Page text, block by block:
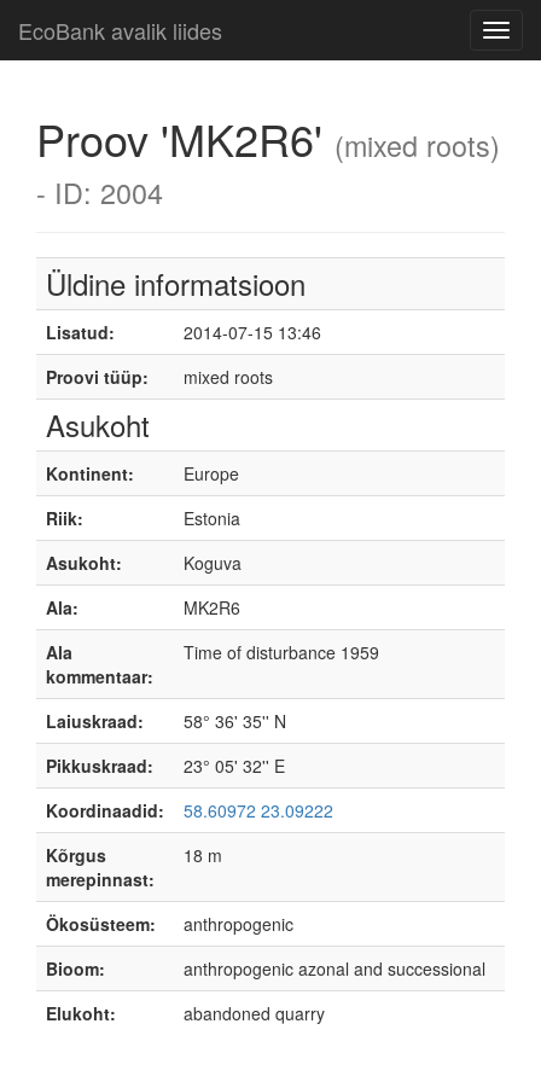
EcoBank avalik liides
Proov 'MK2R6' (mixed roots)
- ID: 2004
Üldine informatsioon
Lisatud:
2014-07-15 13:46
Proovi tüüp:
mixed roots
Asukoht
Kontinent:
Europe
Riik:
Estonia
Asukoht:
Koguva
Ala:
MK2R6
Ala
kommentaar:
Time of disturbance 1959
Laiuskraad:
58° 36' 35'' N
Pikkuskraad:
23° 05' 32'' E
Koordinaadid:
58.60972 23.09222
Kõrgus
merepinnast:
18 m
Ökosüsteem:
anthropogenic
Bioom:
anthropogenic azonal and successional
Elukoht:
abandoned quarry